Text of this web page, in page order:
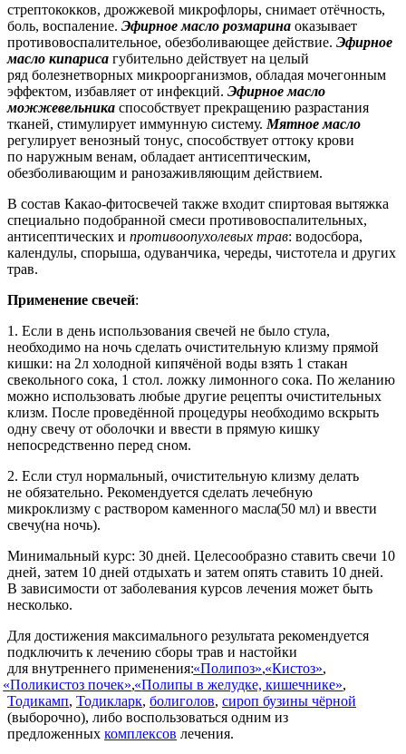
стрептококков, дрожжевой микрофлоры, снимает отёчность,
боль, воспаление. Эфирное масло розмарина оказывает
противовоспалительное, обезболивающее действие. Эфирное
масло кипариса губительно действует на целый
ряд болезнетворных микроорганизмов, обладая мочегонным
эффектом, избавляет от инфекций. Эфирное масло
можжевельника способствует прекращению разрастания
тканей, стимулирует иммунную систему. Мятное масло
регулирует венозный тонус, способствует оттоку крови
по наружным венам, обладает антисептическим,
обезболивающим и ранозаживляющим действием.
В состав Какао-фитосвечей также входит спиртовая вытяжка
специально подобранной смеси противовоспалительных,
антисептических и противоопухолевых трав: водосбора,
календулы, спорыша, одуванчика, череды, чистотела и других
трав.
Применение свечей:
1. Если в день использования свечей не было стула,
необходимо на ночь сделать очистительную клизму прямой
кишки: на 2л холодной кипячёной воды взять 1 стакан
свекольного сока, 1 стол. ложку лимонного сока. По желанию
можно использовать любые другие рецепты очистительных
клизм. После проведённой процедуры необходимо вскрыть
одну свечу от оболочки и ввести в прямую кишку
непосредственно перед сном.
2. Если стул нормальный, очистительную клизму делать
не обязательно. Рекомендуется сделать лечебную
микроклизму с раствором каменного масла(50 мл) и ввести
свечу
(на ночь).
Минимальный курс: 30 дней. Целесообразно ставить свечи 10
дней, затем 10 дней отдыхать и затем опять ставить 10 дней.
В зависимости от заболевания курсов лечения может быть
несколько.
Для достижения максимального результата рекомендуется
подключить к лечению сборы трав и настойки
для внутреннего применения:«Полипоз»,«Кистоз»,
«Поликистоз почек»,«Полипы в желудке, кишечнике»,
Тодикамп, Тодикларк, болиголов, сироп бузины чёрной
(выборочно), либо воспользоваться одним из
предложенных комплексов лечения.